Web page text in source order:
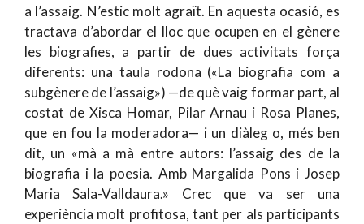
a l’assaig. N’estic molt agraït. En aquesta ocasió, es
tractava d’abordar el lloc que ocupen en el gènere
les biografies, a partir de dues activitats força
diferents: una taula rodona («La biografia com a
subgènere de l’assaig») —de què vaig formar part, al
costat de Xisca Homar, Pilar Arnau i Rosa Planes,
que en fou la moderadora— i un diàleg o, més ben
dit, un «mà a mà entre autors: l’assaig des de la
biografia i la poesia. Amb Margalida Pons i Josep
Maria Sala-Valldaura.» Crec que va ser una
experiència molt profitosa, tant per als participants